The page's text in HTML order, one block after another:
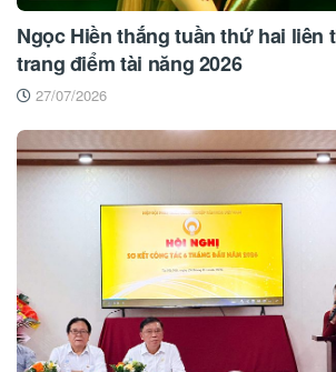
Ngọc Hiền thắng tuần thứ hai liên
trang điểm tài năng 2026
27/07/2026